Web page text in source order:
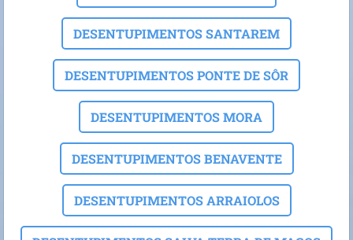
DESENTUPIMENTOS SANTAREM
DESENTUPIMENTOS PONTE DE SÔR
DESENTUPIMENTOS MORA
DESENTUPIMENTOS BENAVENTE
DESENTUPIMENTOS ARRAIOLOS